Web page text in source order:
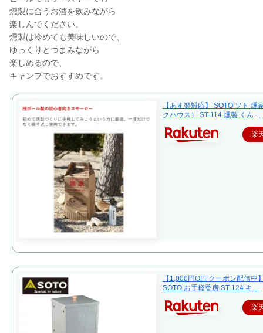
燻製に合うお酒を飲みながら
楽しんでください。
燻製は冷めても美味しいので、
ゆっくりとつまみながら
楽しめるので、
キャンプでおすすめです。
【あす楽対応】 SOTO ソト 燻
クハウス） ST-114 燻製 くん…
楽
【1,000円OFFクーポン配信中
SOTO お手軽香房 ST-124 キ…
楽